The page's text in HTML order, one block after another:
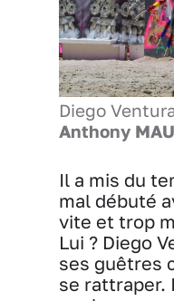
Diego
Anthony
Il a mis du
mal débuté
vite et trop
Lui ? Diego
ses guêtres
se rattraper.